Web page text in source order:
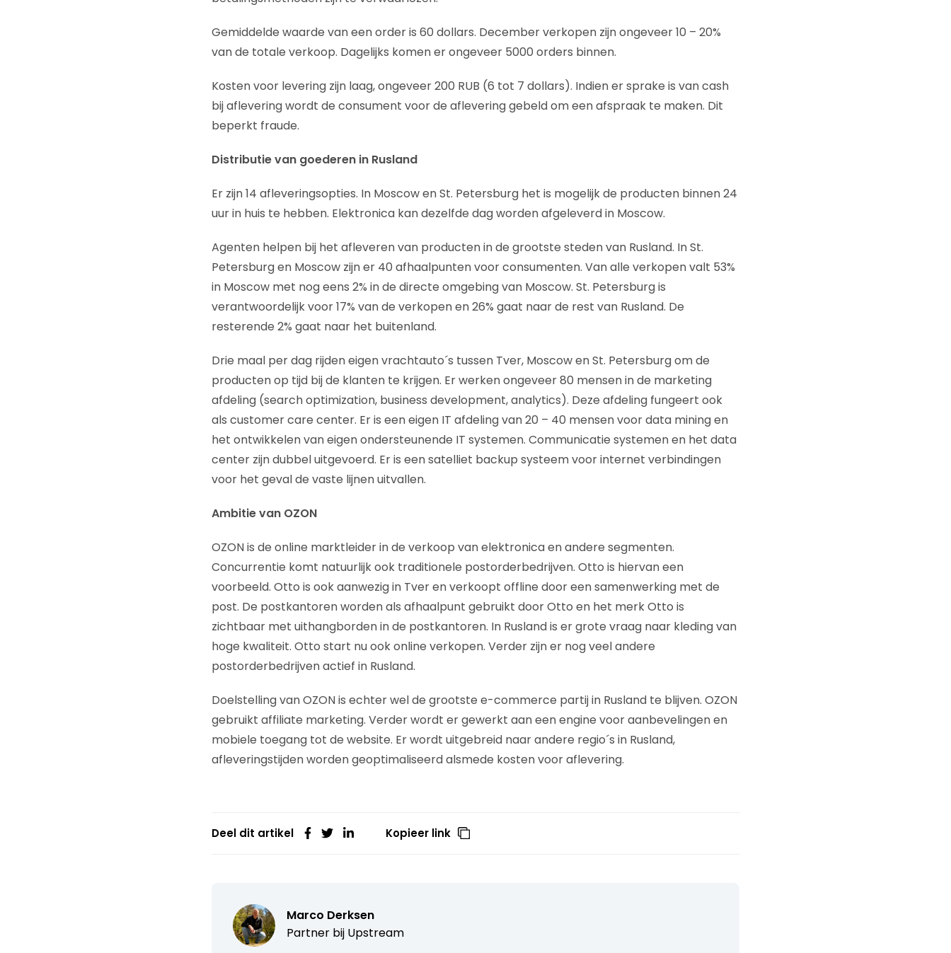
Gemiddelde waarde van een order is 60 dollars. December verkopen zijn ongeveer 10 – 20%
van de totale verkoop. Dagelijks komen er ongeveer 5000 orders binnen.
Kosten voor levering zijn laag, ongeveer 200 RUB (6 tot 7 dollars). Indien er sprake is van cash
bij aflevering wordt de consument voor de aflevering gebeld om een afspraak te maken. Dit
beperkt fraude.
Distributie van goederen in Rusland
Er zijn 14 afleveringsopties. In Moscow en St. Petersburg het is mogelijk de producten binnen 24
uur in huis te hebben. Elektronica kan dezelfde dag worden afgeleverd in Moscow.
Agenten helpen bij het afleveren van producten in de grootste steden van Rusland. In St.
Petersburg en Moscow zijn er 40 afhaalpunten voor consumenten. Van alle verkopen valt 53%
in Moscow met nog eens 2% in de directe omgebing van Moscow. St. Petersburg is
verantwoordelijk voor 17% van de verkopen en 26% gaat naar de rest van Rusland. De
resterende 2% gaat naar het buitenland.
Drie maal per dag rijden eigen vrachtauto´s tussen Tver, Moscow en St. Petersburg om de
producten op tijd bij de klanten te krijgen. Er werken ongeveer 80 mensen in de marketing
afdeling (search optimization, business development, analytics). Deze afdeling fungeert ook
als customer care center. Er is een eigen IT afdeling van 20 – 40 mensen voor data mining en
het ontwikkelen van eigen ondersteunende IT systemen. Communicatie systemen en het data
center zijn dubbel uitgevoerd. Er is een satelliet backup systeem voor internet verbindingen
voor het geval de vaste lijnen uitvallen.
Ambitie van OZON
OZON is de online marktleider in de verkoop van elektronica en andere segmenten.
Concurrentie komt natuurlijk ook traditionele postorderbedrijven. Otto is hiervan een
voorbeeld. Otto is ook aanwezig in Tver en verkoopt offline door een samenwerking met de
post. De postkantoren worden als afhaalpunt gebruikt door Otto en het merk Otto is
zichtbaar met uithangborden in de postkantoren. In Rusland is er grote vraag naar kleding van
hoge kwaliteit. Otto start nu ook online verkopen. Verder zijn er nog veel andere
postorderbedrijven actief in Rusland.
Doelstelling van OZON is echter wel de grootste e-commerce partij in Rusland te blijven. OZON
gebruikt affiliate marketing. Verder wordt er gewerkt aan een engine voor aanbevelingen en
mobiele toegang tot de website. Er wordt uitgebreid naar andere regio´s in Rusland,
afleveringstijden worden geoptimaliseerd alsmede kosten voor aflevering.
Deel dit artikel Kopieer link
Marco Derksen
Partner bij Upstream